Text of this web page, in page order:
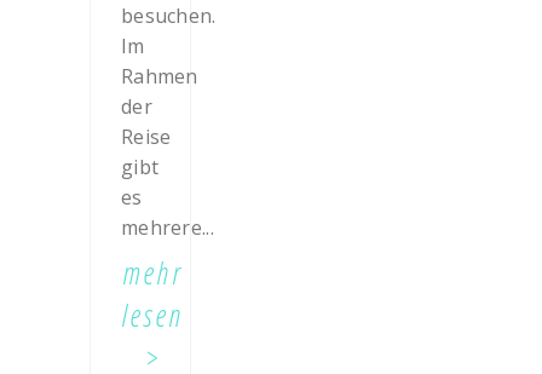
besuchen.
Im
Rahmen
der
Reise
gibt
es
mehrere...
mehr
lesen